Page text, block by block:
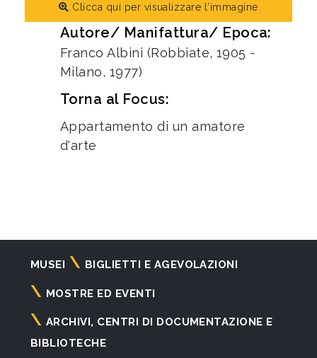
Clicca qui per visualizzare l'immagine
Autore/ Manifattura/ Epoca:
Franco Albini (Robbiate, 1905 -
Milano, 1977)
Torna al Focus:
Appartamento di un amatore
d'arte
Navigazione
principale
MUSEI BIGLIETTI E AGEVOLAZIONI
MOSTRE ED EVENTI
ARCHIVI, CENTRI DI DOCUMENTAZIONE E
BIBLIOTECHE